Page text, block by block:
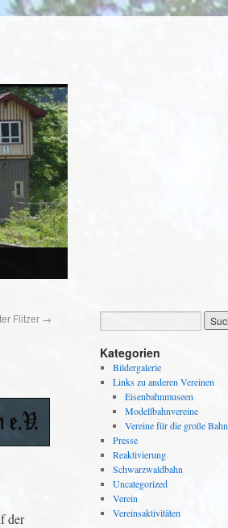
Flitzer →
der
Kategorien
Bildergalerie
Links zu anderen Vereinen
Eisenbahnmuseen
Modellbahnvereine
Vereine für die große Bahn
Presse
Reaktivierung
Schwarzwaldbahn
Uncategorized
Verein
Vereinsaktivitäten